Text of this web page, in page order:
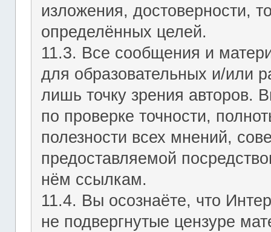
изложения, достоверности,
определённых целей.
11.3. Все сообщения и
для образовательных и/или
лишь точку зрения авторов.
по проверке точности,
полезности всех мнений,
предоставляемой
нём ссылкам.
11.4. Вы осознаёте, что
не подвергнутые цензуре